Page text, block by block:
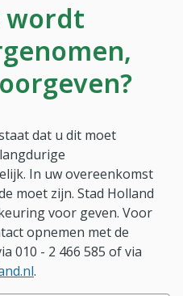
wordt
dat u dit moet
In uw overeenkomst
moet zijn. Stad Holland
voor geven. Voor
opnemen met de
010 - 2 466 585 of via
.